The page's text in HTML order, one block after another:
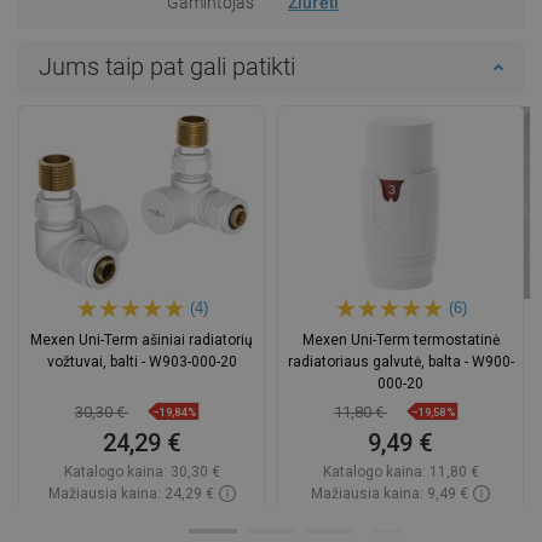
Jums taip pat gali patikti
(4)
Mexen Uni-Term ašiniai radiatorių
vožtuvai, balti - W903-000-20
30,30 € −19,84%
24,29 €
Katalogo kaina: 30,30 €
Mažiausia kaina: 24,29 €
(6)
Mexen Uni-Term termostatinė
radiatoriaus galvutė, balta - W900-
000-20
11,80 € −19,58%
9,49 €
Katalogo kaina: 11,80 €
Mažiausia kaina: 9,49 €